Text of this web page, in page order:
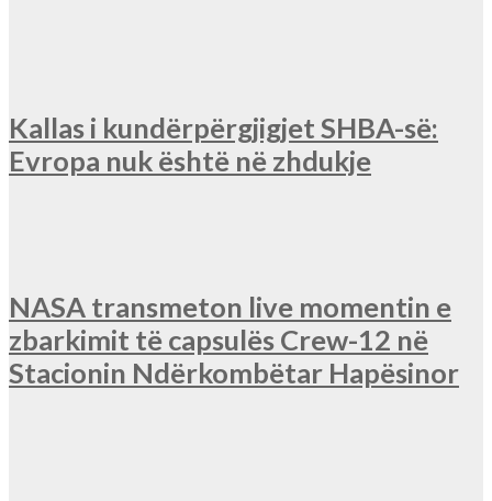
Kallas i kundërpërgjigjet SHBA-së:
Evropa nuk është në zhdukje
NASA transmeton live momentin e
zbarkimit të capsulës Crew-12 në
Stacionin Ndërkombëtar Hapësinor